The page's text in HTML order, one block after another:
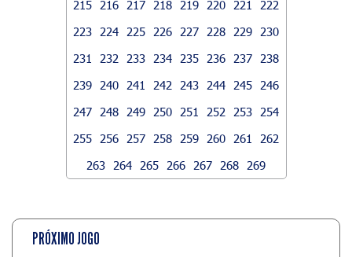
215
216 217 218 219 220 221
222
223
224 225 226 227 228 229
230
231
232 233 234 235 236 237
238
239
240 241 242 243 244 245
246
247
248 249 250 251 252 253
254
255
256 257 258 259 260 261
262
263
264 265 266 267 268 269
PRÓXIMO JOGO